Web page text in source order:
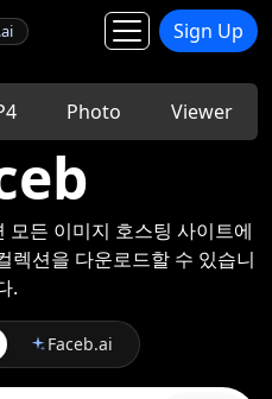
Sign Up
Photo Viewer
든 이미지 호스팅 사이트에
렉션을 다운로드할 수 있습니
.
Faceb.ai